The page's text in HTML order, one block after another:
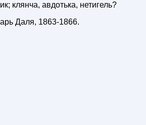
клянча, авдотька, нетигель?
Даля, 1863-1866.